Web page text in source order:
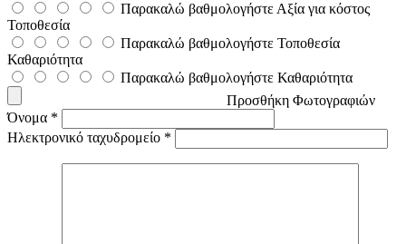
Παρακαλώ βαθμολογήστε Αξία για κόστος
Τοποθεσία
Παρακαλώ βαθμολογήστε Τοποθεσία
Καθαριότητα
Παρακαλώ βαθμολογήστε Καθαριότητα
Προσθήκη Φωτογραφιών
Όνομα *
Ηλεκτρονικό ταχυδρομείο *